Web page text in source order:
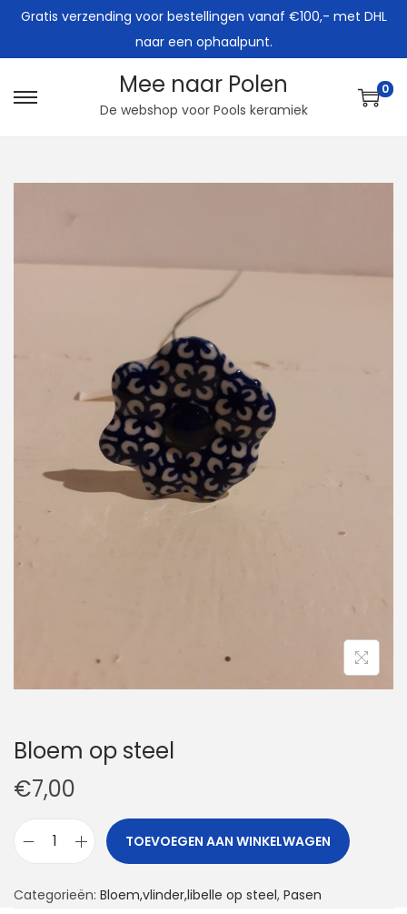
Gratis verzending voor bestellingen vanaf €100,- met DHL
naar een ophaalpunt.
G
a
v
i
g
a
t
e
G
a
i
n
h
o
u
Mee naar Polen
De webshop voor Pools keramiek
0
Bloem op steel
€7,00
o
TOEVOEGEN AAN WINKELWAGEN
Categorieën: Bloem,vlinder,libelle op steel, Pasen